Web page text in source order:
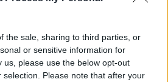
the sale, sharing to third parties, or
or sensitive information for
us, please use the below opt-out
Please note that after your
γιορτή χαράς, όλοι μας γύρω
καρδιές.
αυτά μας καθοδηγούν στην